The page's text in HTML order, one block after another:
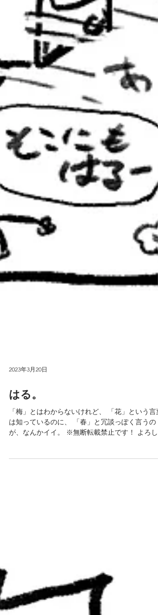
はる。
「梅」とはわからないけれど、 「花」という言葉
お願いします。